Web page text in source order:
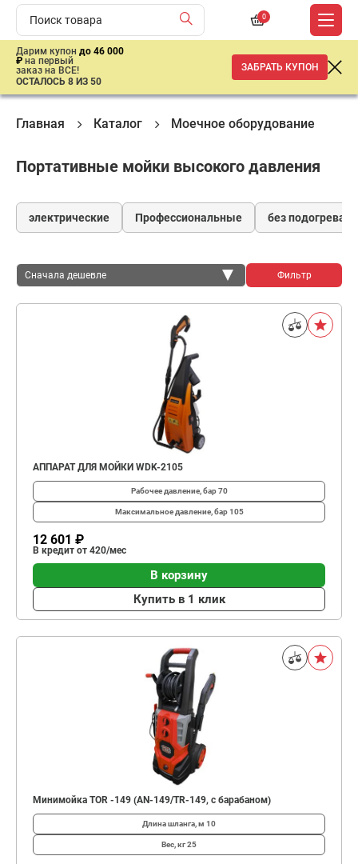
0
Дарим купон до 46 000
₽ на первый
заказ на ВСЕ!
ОСТАЛОСЬ 8 ИЗ 50
ЗАБРАТЬ КУПОН
Главная Каталог Моечное оборудование
Портативные мойки высокого давления
электрические Профессиональные без подогрева
Сначала дешевле
Сначала дешевле
Фильтр
АППАРАТ ДЛЯ МОЙКИ WDK-2105
Рабочее давление, бар70
Максимальное давление, бар105
12 601 ₽
В кредит от 420/мес
В корзину
Купить в 1 клик
Минимойка TOR -149 (AN-149/TR-149, с барабаном)
Длина шланга, м 10
Вес, кг25